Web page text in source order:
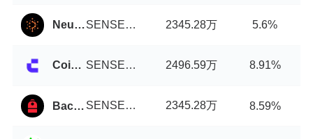
Neutroswap SENSE币/USDT 2345.28万 5.6%
Coinw SENSE币/USDT 2496.59万 8.91%
Backpack SENSE币/USDT 2345.28万 8.59%